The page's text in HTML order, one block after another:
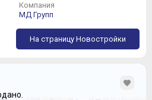
Компания
МД Групп
На страницу Новостройки